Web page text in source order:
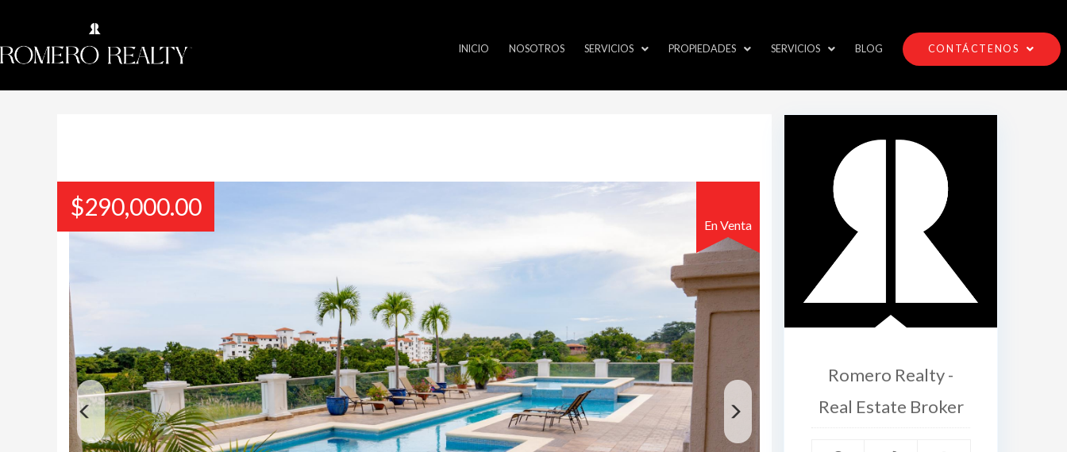
INICIO NOSOTROS SERVICIOS PROPIEDADES SERVICIOS BLOG CONTÁCTENOS
En Venta
$290,000.00
Romero Realty -
Real Estate Broker